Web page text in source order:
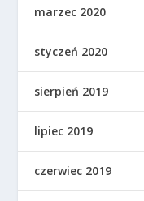
marzec 2020
styczeń 2020
sierpień 2019
lipiec 2019
czerwiec 2019